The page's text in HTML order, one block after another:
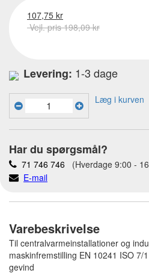
107,75 kr
Vejl. pris 198,09 kr
Levering: 1-3 dage
Læg i kurven
Har du spørgsmål?
71 746 746 (Hverdage 9:00 -
E-mail
Varebeskrivelse
Til centralvarmeinstallationer og
maskinfremstilling EN 10241 ISO 7/
gevind